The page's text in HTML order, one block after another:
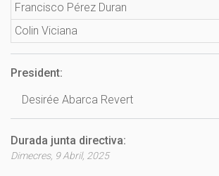
Francisco Pérez Duran
Colin Viciana
President:
Desirée Abarca Revert
Durada junta directiva:
Dimecres, 9 Abril, 2025